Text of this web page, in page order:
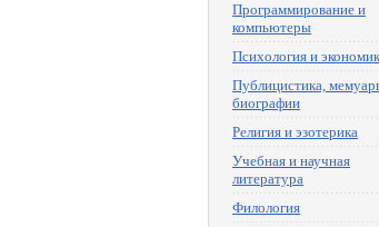
Программирование и
компьютеры
Психология и
Публицистика,
биографии
Религия и эзотерика
Учебная и научная
литература
Филология